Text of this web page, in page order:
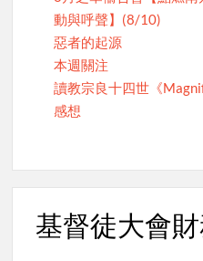
動與呼聲】(8/10)
惡者的起源
本週關注
讀教宗良十四世《
感想
基督徒大會